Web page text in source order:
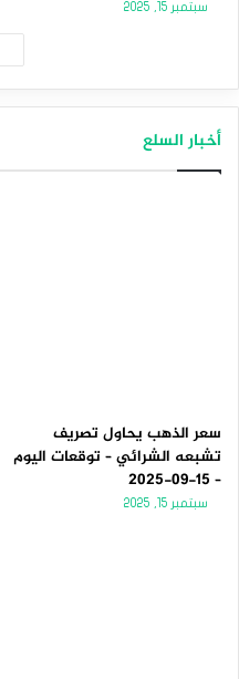
سبتمبر 15, 2025
أخبار السلع
سعر الذهب يحاول تصريف
تشبعه الشرائي – توقعات اليوم
– 15-09-2025
سبتمبر 15, 2025